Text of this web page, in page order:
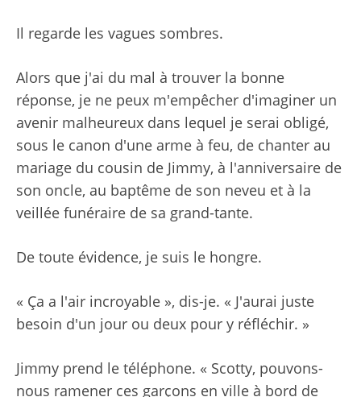
Il regarde les vagues sombres.
Alors que j'ai du mal à trouver la bonne
réponse, je ne peux m'empêcher d'imaginer un
avenir malheureux dans lequel je serai obligé,
sous le canon d'une arme à feu, de chanter au
mariage du cousin de Jimmy, à l'anniversaire de
son oncle, au baptême de son neveu et à la
veillée funéraire de sa grand-tante.
De toute évidence, je suis le hongre.
« Ça a l'air incroyable », dis-je. « J'aurai juste
besoin d'un jour ou deux pour y réfléchir. »
Jimmy prend le téléphone. « Scotty, pouvons-
nous ramener ces garçons en ville à bord de